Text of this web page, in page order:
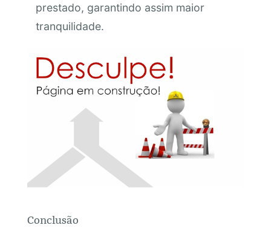
prestado, garantindo assim maior
tranquilidade.
Conclusão